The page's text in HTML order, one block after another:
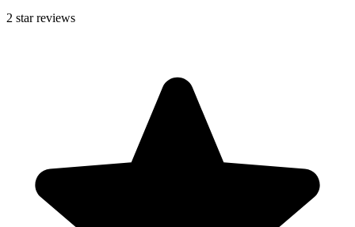
2 star reviews